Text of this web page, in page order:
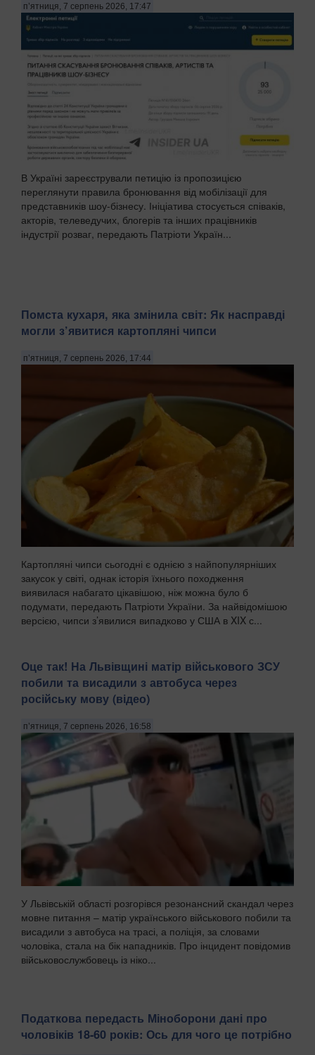
п’ятниця, 7 серпень 2026, 17:47
В Україні зареєстрували петицію із пропозицією
переглянути правила бронювання від мобілізації для
представників шоу-бізнесу. Ініціатива стосується співаків,
акторів, телеведучих, блогерів та інших працівників
індустрії розваг, передають Патріоти Україн...
Помста кухаря, яка змінила світ: Як насправді
могли з’явитися картопляні чипси
п’ятниця, 7 серпень 2026, 17:44
Картопляні чипси сьогодні є однією з найпопулярніших
закусок у світі, однак історія їхнього походження
виявилася набагато цікавішою, ніж можна було б
подумати, передають Патріоти України. За найвідомішою
версією, чипси з’явилися випадково у США в XIX с...
Оце так! На Львівщині матір військового ЗСУ
побили та висадили з автобуса через
російську мову (відео)
п’ятниця, 7 серпень 2026, 16:58
У Львівській області розгорівся резонансний скандал через
мовне питання – матір українського військового побили та
висадили з автобуса на трасі, а поліція, за словами
чоловіка, стала на бік нападників. Про інцидент повідомив
військовослужбовець із ніко...
Податкова передасть Міноборони дані про
чоловіків 18-60 років: Ось для чого це потрібно